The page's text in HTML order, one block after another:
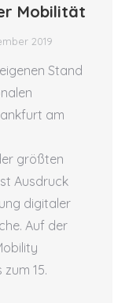
Mobilität
2019
Stand
am
größten
Ausdruck
digitaler
Auf der
15.